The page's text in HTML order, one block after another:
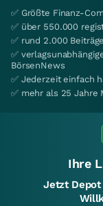
✅ Größte Finanz-
✅ über 550.000
✅ rund 2.000
✅
BörsenNews
✅ Jederzeit einfach
✅ mehr als 25 Jahre
Ihre
Jetzt Depot